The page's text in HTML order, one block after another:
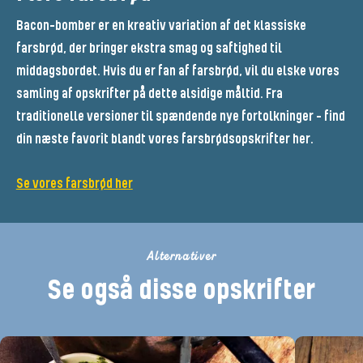
Bacon-bomber er en kreativ variation af det klassiske
farsbrød, der bringer ekstra smag og saftighed til
middagsbordet. Hvis du er fan af farsbrød, vil du elske vores
samling af opskrifter på dette alsidige måltid. Fra
traditionelle versioner til spændende nye fortolkninger – find
din næste favorit blandt vores farsbrødsopskrifter her.
Se vores farsbrød her
Alternativer
Se også disse opskrifter